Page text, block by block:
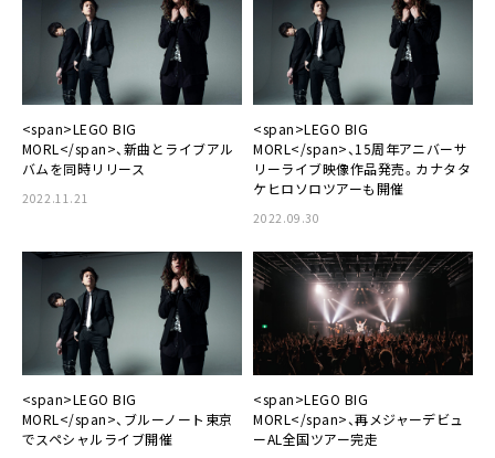
<span>LEGO BIG
MORL</span>、新曲とライブアル
バムを同時リリース
2022.11.21
<span>LEGO BIG
MORL</span>、15周年アニバーサ
リーライブ映像作品発売。カナタタ
ケヒロソロツアーも開催
2022.09.30
<span>LEGO BIG
MORL</span>、ブルーノート東京
でスペシャルライブ開催
<span>LEGO BIG
MORL</span>、再メジャーデビュ
ーAL全国ツアー完走